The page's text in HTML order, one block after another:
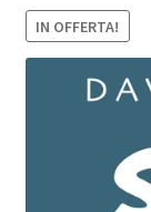
IN OFFERTA!